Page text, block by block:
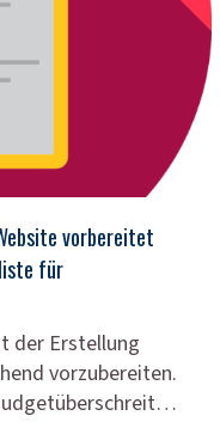
vorbereitet
für
der Erstellung
vorzubereiten.